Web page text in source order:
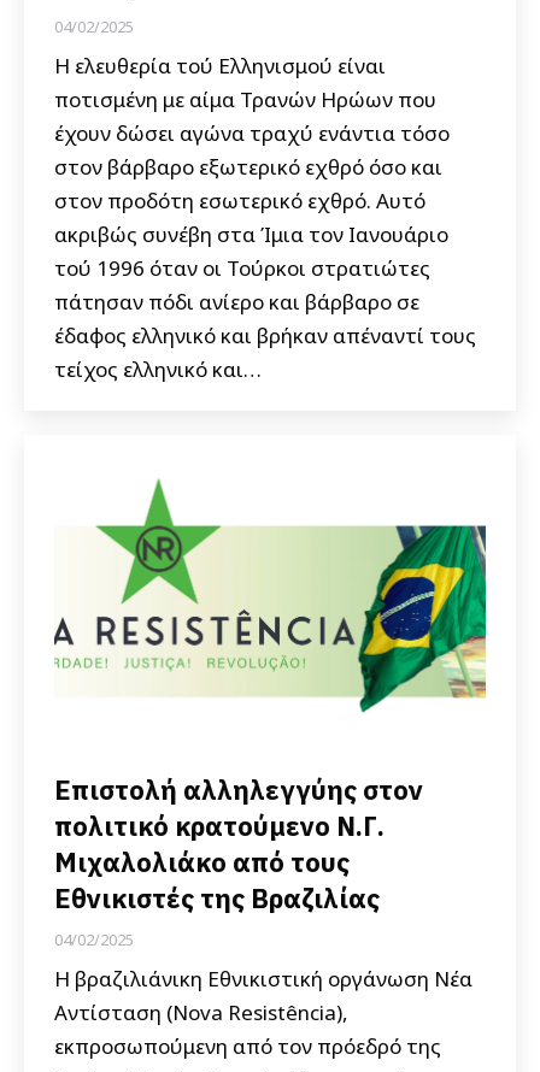
04/02/2025
Η ελευθερία τού Ελληνισμού είναι
ποτισμένη με αίμα Τρανών Ηρώων που
έχουν δώσει αγώνα τραχύ ενάντια τόσο
στον βάρβαρο εξωτερικό εχθρό όσο και
στον προδότη εσωτερικό εχθρό. Αυτό
ακριβώς συνέβη στα Ίμια τον Ιανουάριο
τού 1996 όταν οι Τούρκοι στρατιώτες
πάτησαν πόδι ανίερο και βάρβαρο σε
έδαφος ελληνικό και βρήκαν απέναντί τους
τείχος ελληνικό και…
Επιστολή αλληλεγγύης στον
πολιτικό κρατούμενο Ν.Γ.
Μιχαλολιάκο από τους
Εθνικιστές της Βραζιλίας
04/02/2025
Η βραζιλιάνικη Εθνικιστική οργάνωση Νέα
Αντίσταση (Nova Resistência),
εκπροσωπούμενη από τον πρόεδρό της